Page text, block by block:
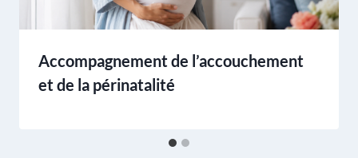
Accompagnement de l’accouchement
et de la périnatalité